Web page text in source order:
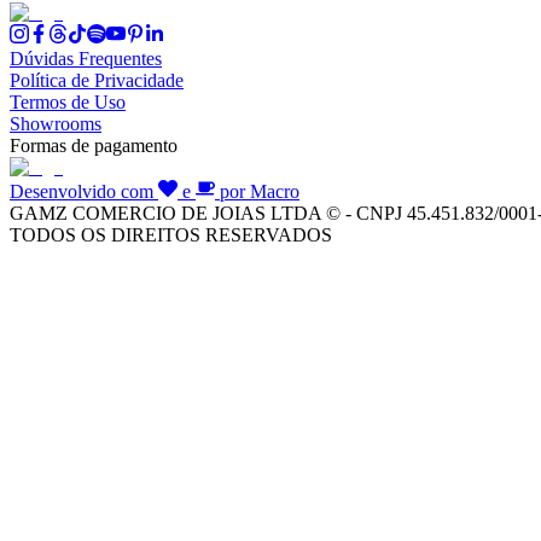
Dúvidas Frequentes
Política de Privacidade
Termos de Uso
Showrooms
Formas de pagamento
Desenvolvido com e
por Macro
GAMZ COMERCIO DE JOIAS LTDA © - CNPJ 45.451.832/
TODOS OS DIREITOS RESERVADOS